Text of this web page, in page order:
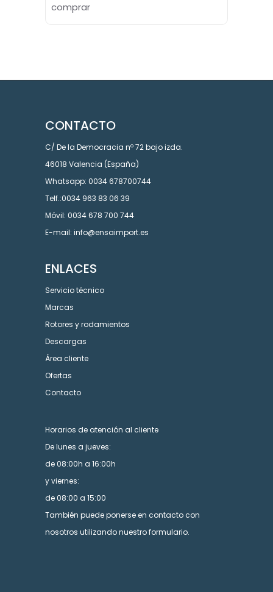
comprar
CONTACTO
C/ De la Democracia nº 72 bajo izda.
46018 Valencia (España)
Whatsapp: 0034 678700744
Telf.:0034 963 83 06 39
Móvil: 0034 678 700 744
E-mail: info@ensaimport.es
ENLACES
Servicio técnico
Marcas
Rotores y rodamientos
Descargas
Área cliente
Ofertas
Contacto
Horarios de atención al cliente
De lunes a jueves:
de 08:00h a 16:00h
y viernes:
de 08:00 a 15:00
También puede ponerse en contacto con
nosotros utilizando nuestro formulario.